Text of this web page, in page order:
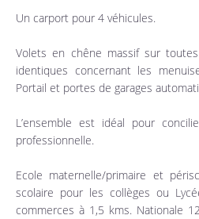
Un carport pour 4 véhicules.
Volets en chêne massif sur
identiques concernant les
Portail et portes de garages
L’ensemble est idéal pour
professionnelle.
Ecole maternelle/primaire et
scolaire pour les collèges ou
commerces à 1,5 kms. Nationale